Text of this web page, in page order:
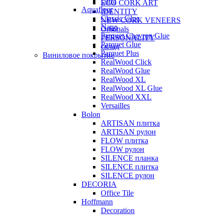
ECO CORK ART
IDENTITY
NEW CORK VENEERS
Originals
PERSONALITY
склад
Виниловое покрытие
Aquafloor
Classic Glue
Nano
Parquet Chevron Glue
Parquet Glue
Parquet Plus
RealWood Click
RealWood Glue
RealWood XL
RealWood XL Glue
RealWood XXL
Versailles
Bolon
ARTISAN плитка
ARTISAN рулон
FLOW плитка
FLOW рулон
SILENCE планка
SILENCE плитка
SILENCE рулон
DECORIA
Office Tile
Hoffmann
Decoration